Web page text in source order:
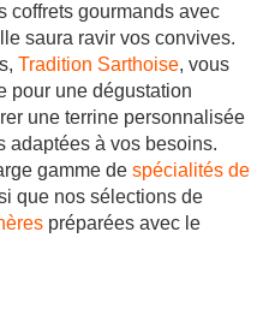
coffrets gourmands avec
saura ravir vos convives.
Tradition Sarthoise, vous
pour une dégustation
une terrine personnalisée
adaptées à vos besoins.
gamme de spécialités de
que nos sélections de
préparées avec le